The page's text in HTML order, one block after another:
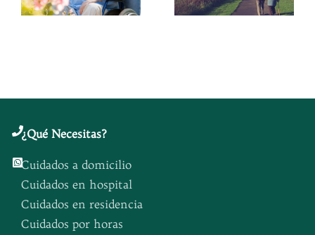
mayores:
cuando
¿Qué Necesitas?
Cuidados a domicilio
Cuidados en hospital
Cuidados en residencia
Cuidados por horas
Button
Button